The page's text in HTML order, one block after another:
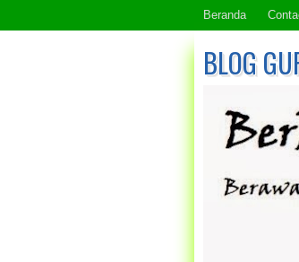
Beranda
BLOG